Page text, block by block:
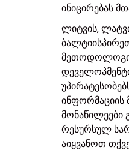
ინიცირებას
ლიტვის,
ინფორმაციის
მონაწილეები
რესურსულ
აიყვანოთ